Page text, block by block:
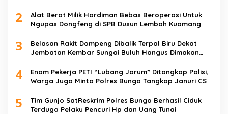
2
Alat Berat Milik Hardiman Bebas Beroperasi Untuk
Ngupas Dongfeng di SPB Dusun Lembah Kuamang
3
Belasan Rakit Dompeng Dibalik Terpal Biru Dekat
Jembatan Kembar Sungai Buluh Hangus Dimakan
4
Enam Pekerja PETI “Lubang Jarum” Ditangkap Polisi,
Warga Juga Minta Polres Bungo Tangkap Januri CS
5
Tim Gunjo SatReskrim Polres Bungo Berhasil Ciduk
Terduga Pelaku Pencuri Hp dan Uang Tunai